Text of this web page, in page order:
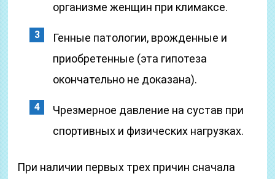
организме женщин при климаксе.
Генные патологии, врожденные и
приобретенные (эта гипотеза
окончательно не доказана).
Чрезмерное давление на сустав при
спортивных и физических нагрузках.
При наличии первых трех причин сначала